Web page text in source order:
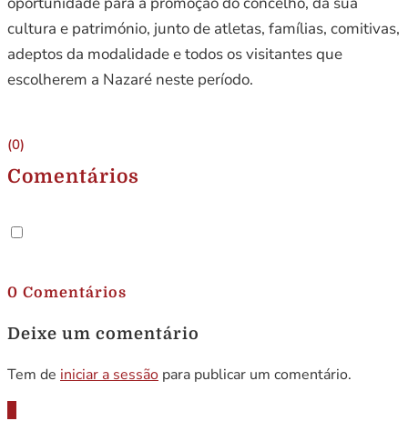
cultura e património, junto de atletas, famílias, comitivas,
adeptos da modalidade e todos os visitantes que
escolherem a Nazaré neste período.
(0)
Comentários
0 Comentários
Deixe um comentário
Tem de iniciar a sessão para publicar um comentário.